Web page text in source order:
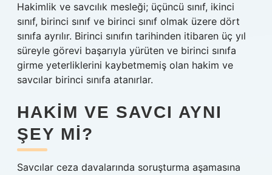
Hakimlik ve savcılık mesleği; üçüncü sınıf, ikinci
sınıf, birinci sınıf ve birinci sınıf olmak üzere dört
sınıfa ayrılır. Birinci sınıfın tarihinden itibaren üç yıl
süreyle görevi başarıyla yürüten ve birinci sınıfa
girme yeterliklerini kaybetmemiş olan hakim ve
savcılar birinci sınıfa atanırlar.
HAKIM VE SAVCI AYNI
ŞEY MI?
Savcılar ceza davalarında soruşturma aşamasına